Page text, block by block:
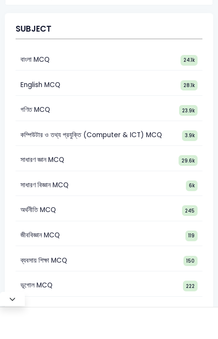
SUBJECT
বাংলা MCQ 24.1k
English MCQ 28.1k
গণিত MCQ 23.9k
কম্পিউটার ও তথ্য প্রযুক্তি (Computer & ICT) MCQ 3.9k
সাধারণ জ্ঞান MCQ 29.6k
সাধারণ বিজ্ঞান MCQ 6k
অর্থনীতি MCQ 245
জীববিজ্ঞান MCQ 119
ব্যবসায় শিক্ষা MCQ 150
ভূগোল MCQ 222